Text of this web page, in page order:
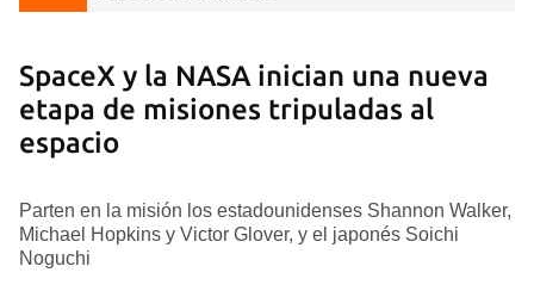
SpaceX y la NASA inician una nueva
etapa de misiones tripuladas al
espacio
Parten en la misión los estadounidenses Shannon Walker,
Michael Hopkins y Victor Glover, y el japonés Soichi
Noguchi